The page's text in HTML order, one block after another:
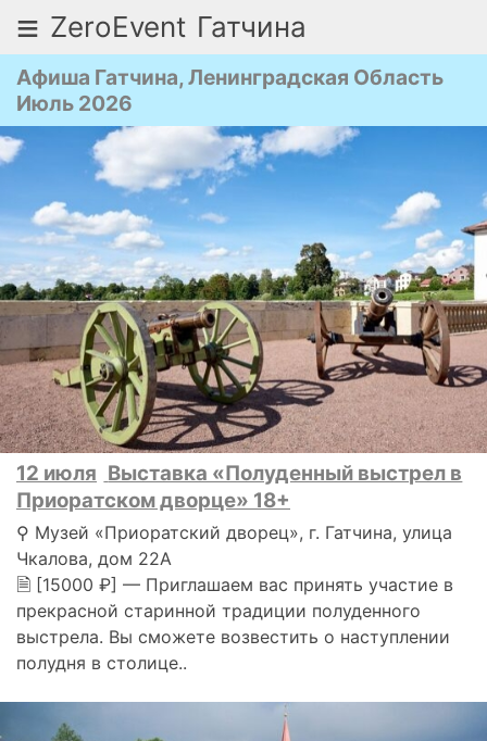
≡ ZeroEvent Гатчина
Афиша Гатчина, Ленинградская Область
Июль 2026
12 июля Выставка «Полуденный выстрел в
Приоратском дворце» 18+
⚲ Музей «Приоратский дворец», г. Гатчина, улица
Чкалова, дом 22А
🗎 [15000 ₽] — Приглашаем вас принять участие в
прекрасной старинной традиции полуденного
выстрела. Вы сможете возвестить о наступлении
полудня в столице..